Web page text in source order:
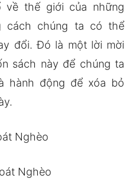
thế giới của những
cách chúng ta có thể
đổi. Đó là một lời mời
sách này để chúng ta
hành động để xóa bỏ
Nghèo
Nghèo